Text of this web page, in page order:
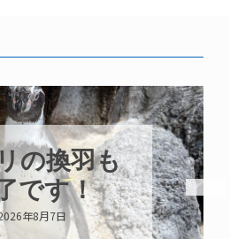
ウオ幼魚展
示中！
2026年8月6日